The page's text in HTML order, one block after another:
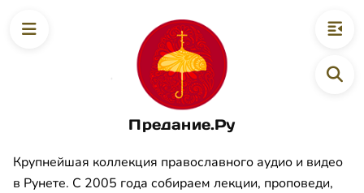
Предание.Ру
Крупнейшая коллекция православного аудио и видео
в Рунете. С 2005 года собираем лекции, проповеди,